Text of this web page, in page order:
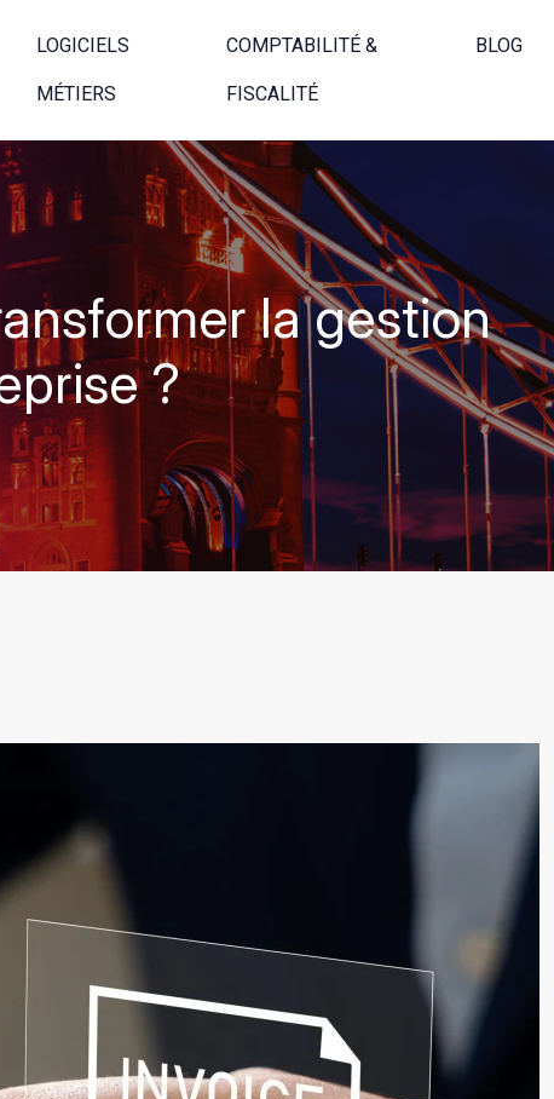
LOGICIELS
MÉTIERS
COMPTABILITÉ &
FISCALITÉ
BLOG
la gestion
?